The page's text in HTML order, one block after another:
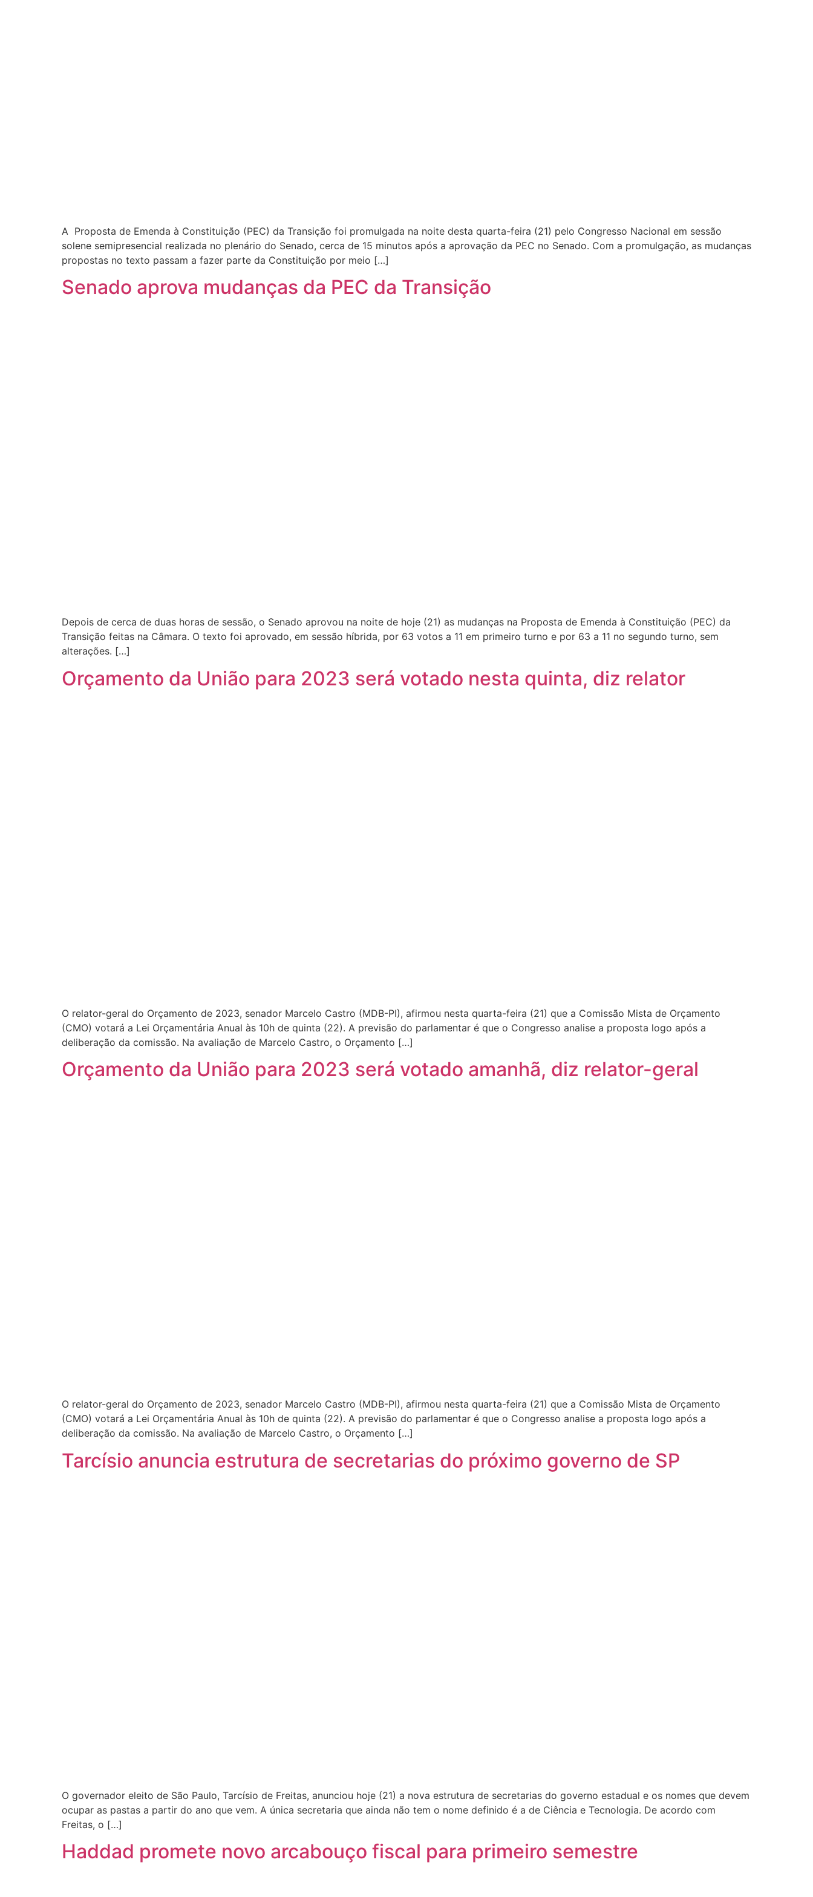
A Proposta de Emenda à Constituição (PEC) da Transição foi promulgada na noite desta quarta-feira (21) pelo Congresso Nacional em sessão
solene semipresencial realizada no plenário do Senado, cerca de 15 minutos após a aprovação da PEC no Senado. Com a promulgação, as mudanças
propostas no texto passam a fazer parte da Constituição por meio […]
Senado aprova mudanças da PEC da Transição
Depois de cerca de duas horas de sessão, o Senado aprovou na noite de hoje (21) as mudanças na Proposta de Emenda à Constituição (PEC) da
Transição feitas na Câmara. O texto foi aprovado, em sessão híbrida, por 63 votos a 11 em primeiro turno e por 63 a 11 no segundo turno, sem
alterações. […]
Orçamento da União para 2023 será votado nesta quinta, diz relator
O relator-geral do Orçamento de 2023, senador Marcelo Castro (MDB-PI), afirmou nesta quarta-feira (21) que a Comissão Mista de Orçamento
(CMO) votará a Lei Orçamentária Anual às 10h de quinta (22). A previsão do parlamentar é que o Congresso analise a proposta logo após a
deliberação da comissão. Na avaliação de Marcelo Castro, o Orçamento […]
Orçamento da União para 2023 será votado amanhã, diz relator-geral
O relator-geral do Orçamento de 2023, senador Marcelo Castro (MDB-PI), afirmou nesta quarta-feira (21) que a Comissão Mista de Orçamento
(CMO) votará a Lei Orçamentária Anual às 10h de quinta (22). A previsão do parlamentar é que o Congresso analise a proposta logo após a
deliberação da comissão. Na avaliação de Marcelo Castro, o Orçamento […]
Tarcísio anuncia estrutura de secretarias do próximo governo de SP
O governador eleito de São Paulo, Tarcísio de Freitas, anunciou hoje (21) a nova estrutura de secretarias do governo estadual e os nomes que devem
ocupar as pastas a partir do ano que vem. A única secretaria que ainda não tem o nome definido é a de Ciência e Tecnologia. De acordo com
Freitas, o […]
Haddad promete novo arcabouço fiscal para primeiro semestre